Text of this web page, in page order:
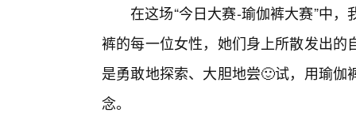
在这场“今日大赛-瑜伽裤大赛”中
裤的每一位女性，她们身上所散发出
是勇敢地探索、大胆地尝🙂试，用瑜
念。